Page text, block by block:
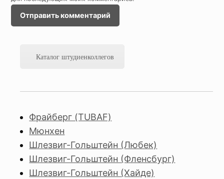
Каталог штудиенколлегов
Фрайберг (TUBAF)
Мюнхен
Шлезвиг-Гольштейн (Любек)
Шлезвиг-Гольштейн (Фленсбург)
Шлезвиг-Гольштейн (Хайде)